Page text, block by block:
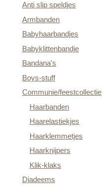
Anti slip speldjes
Armbanden
Babyhaarbandjes
Babyklittenbandje
Bandana's
Boys-stuff
Communie/feestcollectie
Haarbanden
Haarelastiekjes
Haarklemmetjes
Haarknijpers
Klik-klaks
Diadeems